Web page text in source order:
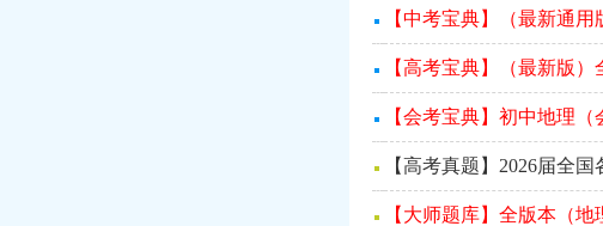
【中考宝典】（最新通
【高考宝典】（最新版
【会考宝典】初中地理
【高考真题】2026届全
【大师题库】全版本（